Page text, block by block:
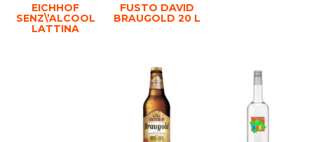
EICHHOF
SENZ\’ALCOOL
LATTINA
FUSTO DAVID
BRAUGOLD 20 L